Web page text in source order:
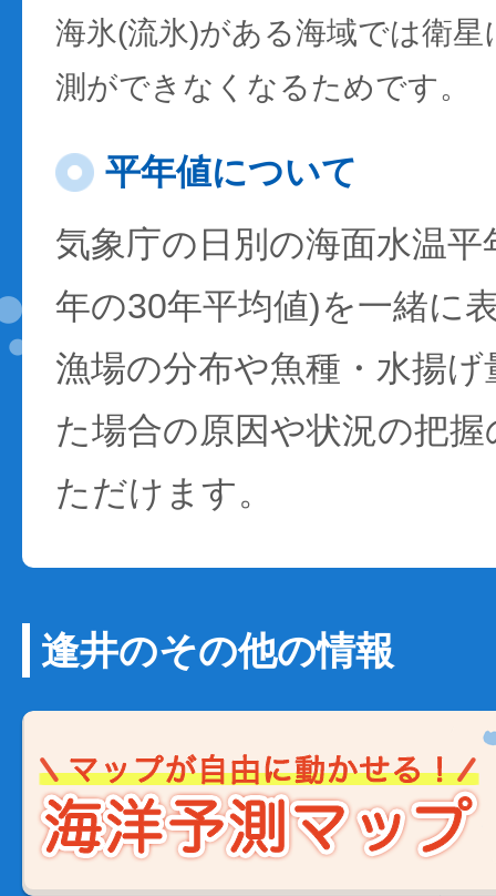
海氷(流氷)がある海域では衛
測ができなくなるためです。
平年値について
気象庁の日別の海面水温
年の30年平均値)を一緒に
漁場の分布や魚種・水揚
た場合の原因や状況の把
ただけます。
逢井のその他の情報